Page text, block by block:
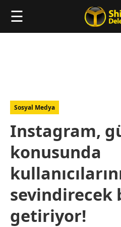
☰
Sosyal Medya
Instagram,
konusunda
sevindirecek
getiriyor!